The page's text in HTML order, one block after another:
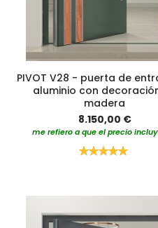
PIVOT V28 - puerta de
aluminio con
madera
8.150,00 €
me refiero a que el precio
Valoración: